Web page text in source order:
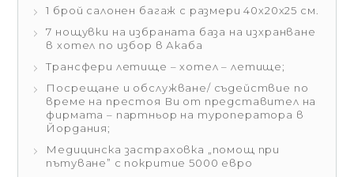
1 брой салонен багаж с размери 40х20х25 см.
7 нощувки на избраната база на изхранване
в хотел по избор в Акаба
Трансфери летище – хотел – летище;
Посрещане и обслужване/ съдействие по
време на престоя Ви от представител на
фирмата – партньор на туроператора в
Йордания;
Медицинска застраховка „помощ при
пътуване” с покритие 5000 евро